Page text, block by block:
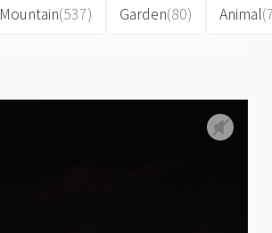
Mountain(537)
Garden(80)
Animal